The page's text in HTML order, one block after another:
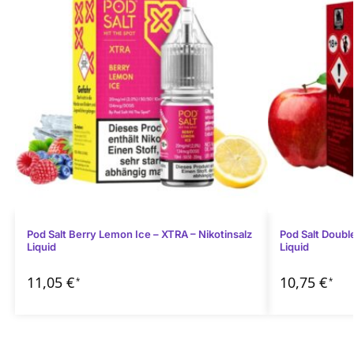
Pod Salt Berry Lemon Ice – XTRA – Nikotinsalz
Liquid
11,05 €*
Pod Salt
Liquid
10,75 €*